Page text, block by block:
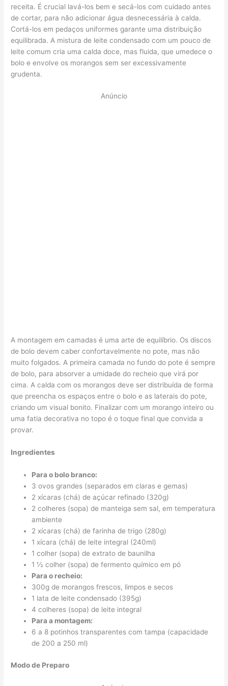
receita. É crucial lavá-los bem e secá-los com cuidado antes
de cortar, para não adicionar água desnecessária à calda.
Cortá-los em pedaços uniformes garante uma distribuição
equilibrada. A mistura de leite condensado com um pouco de
leite comum cria uma calda doce, mas fluida, que umedece o
bolo e envolve os morangos sem ser excessivamente
grudenta.
Anúncio
A montagem em camadas é uma arte de equilíbrio. Os discos
de bolo devem caber confortavelmente no pote, mas não
muito folgados. A primeira camada no fundo do pote é sempre
de bolo, para absorver a umidade do recheio que virá por
cima. A calda com os morangos deve ser distribuída de forma
que preencha os espaços entre o bolo e as laterais do pote,
criando um visual bonito. Finalizar com um morango inteiro ou
uma fatia decorativa no topo é o toque final que convida a
provar.
Ingredientes
Para o bolo branco:
3 ovos grandes (separados em claras e gemas)
2 xícaras (chá) de açúcar refinado (320g)
2 colheres (sopa) de manteiga sem sal, em temperatura
ambiente
2 xícaras (chá) de farinha de trigo (280g)
1 xícara (chá) de leite integral (240ml)
1 colher (sopa) de extrato de baunilha
1 ½ colher (sopa) de fermento químico em pó
Para o recheio:
300g de morangos frescos, limpos e secos
1 lata de leite condensado (395g)
4 colheres (sopa) de leite integral
Para a montagem:
6 a 8 potinhos transparentes com tampa (capacidade
de 200 a 250 ml)
Modo de Preparo